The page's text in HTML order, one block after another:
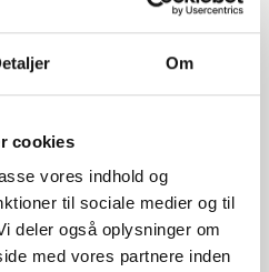
Om
cookies
vores indhold og
til sociale medier og til
deler også oplysninger om
med vores partnere inden